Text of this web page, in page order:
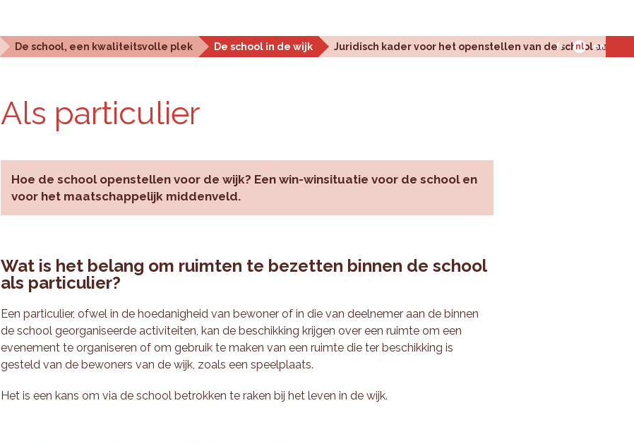
De school, een kwaliteitsvolle plek De school in de wijk Juridisch kader voor het openstellen van de school aan de
fr nl en
Als par­ti­cu­lier
Hoe de school openstellen voor de wijk? Een win-winsituatie voor de school en
voor het maatschappelijk middenveld.
Wat is het belang om ruimten te bezetten binnen de school
als particulier?
Een particulier, ofwel in de hoedanigheid van bewoner of in die van deelnemer aan de binnen
de school georganiseerde activiteiten, kan de beschikking krijgen over een ruimte om een
evenement te organiseren of om gebruik te maken van een ruimte die ter beschikking is
gesteld van de bewoners van de wijk, zoals een speelplaats.
Het is een kans om via de school betrokken te raken bij het leven in de wijk.